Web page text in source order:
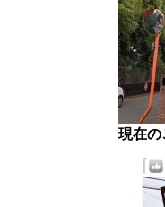
現在の